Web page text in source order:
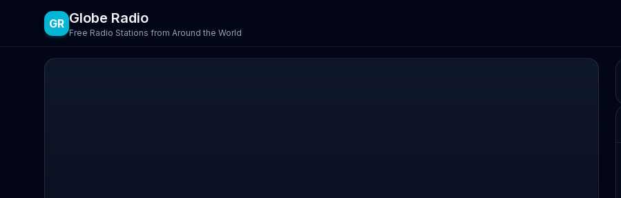
GR Globe Radio
Free Radio Stations from Around the World